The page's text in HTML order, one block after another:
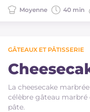
Moyenne 40 min
GÂTEAUX ET PÂTISSERIE
La cheesecake
célèbre gâteau marbré
pâte.